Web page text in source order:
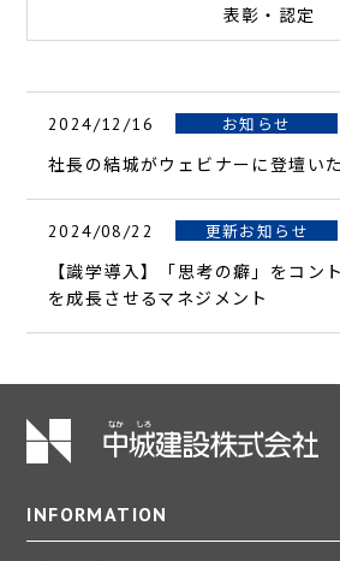
表彰・認定
2024/12/16 お知らせ
社長の結城がウェビナーに登壇い
2024/08/22 更新お知らせ
【識学導入】「思考の癖」をコン
を成長させるマネジメント
INFORMATION